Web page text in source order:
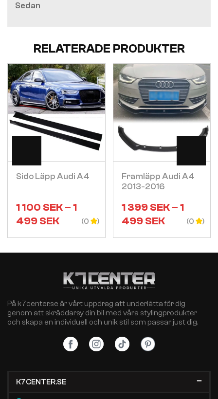
Sedan
RELATERADE PRODUKTER
Sido Läpp Audi A4
1 100 SEK–1
499SEK (0
Visa
Framläpp Audi A4
2013-2016
1 399SEK –1
499SEK (0
Visa
På k7center.se är vårt uppdrag att underlätta för dig
genom att skräddarsy din bil med våra stylingprodukter
och skapa en individuell och unik stil som passar just dig.
K7CENTER.SE